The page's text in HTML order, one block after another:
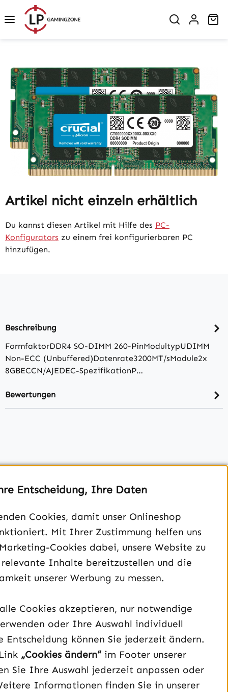
Zum Hauptinhalt springen
Bildergalerie überspringen
Artikel nicht einzeln erhältlich
Du kannst diesen Artikel mit Hilfe des PC-
Konfigurators zu einem frei konfigurierbaren PC
hinzufügen.
Beschreibung
FormfaktorDDR4 SO-DIMM 260-PinModultypUDIMM
Non-ECC (Unbuffered)Datenrate3200MT/​sModule2x
8GBECCN/​AJEDEC-SpezifikationP…
Bewertungen
040 – 182 295 901
Mo-Fr, 08:00 - 16:00 Uhr
Vertrag widerrufen
Schau auf Instagram vorbei – öffnet in neuem Tab
Sieh dir unsere TikTok-Videos an – öffnet in neuem
Sieh dir unsere Videos auf YouTube an – öffnet
Entscheidung, Ihre Daten
Cookies, damit unser Onlineshop
Mit Ihrer Zustimmung helfen uns
Cookies dabei, unsere Website zu
relevante Inhalte bereitzustellen und die
unserer Werbung zu messen.
Cookies akzeptieren, nur notwendige
oder Ihre Auswahl individuell
Entscheidung können Sie jederzeit ändern.
„Cookies ändern“im Footer unserer
Sie Ihre Auswahl jederzeit anpassen oder
Informationen finden Sie in unserer